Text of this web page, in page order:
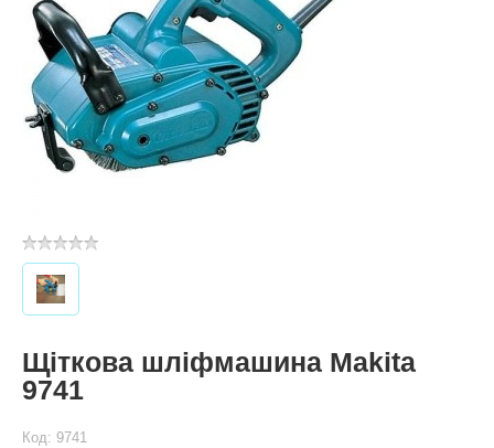
Щіткова шліфмашина Makita
9741
Код: 9741